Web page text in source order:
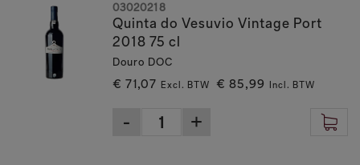
Quinta do Vesuvio Vintage Port
2018 75 cl
Douro DOC
€ 71,07 Excl. BTW € 85,99 Incl. BTW
03020218